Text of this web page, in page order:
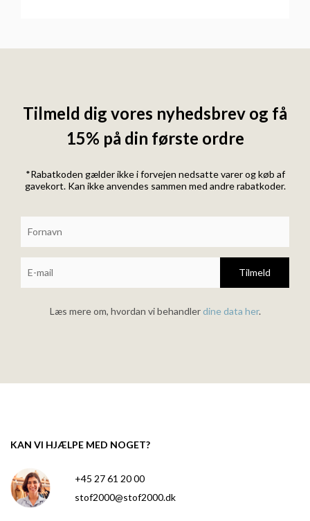
Tilmeld dig vores nyhedsbrev og få
15% på din første ordre
*Rabatkoden gælder ikke i forvejen nedsatte varer og køb af
gavekort. Kan ikke anvendes sammen med andre rabatkoder.
Tilmeld
Læs mere om, hvordan vi behandlerdine data her.
KAN VI HJÆLPE MED NOGET?
+45 27 61 20 00
stof2000@stof2000.dk